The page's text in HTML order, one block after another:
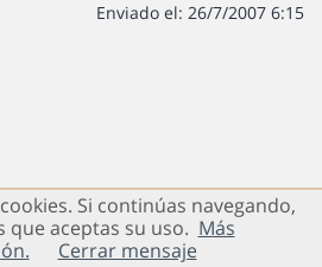
Enviado el: 26/7/2007 6:15
Si continúas navegando,
que aceptas su uso. Más
Cerrar mensaje